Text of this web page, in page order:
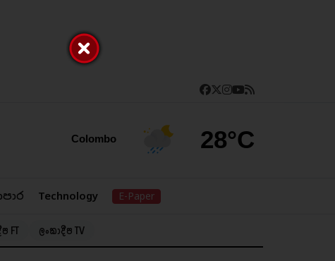
Colombo 28°C
Technology E-Paper
FT ලංකාදීප TV